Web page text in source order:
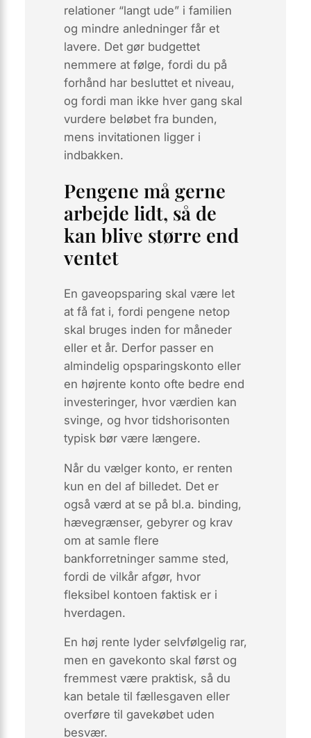
relationer “langt ude” i familien
og mindre anledninger får et
lavere. Det gør budgettet
nemmere at følge, fordi du på
forhånd har besluttet et niveau,
og fordi man ikke hver gang skal
vurdere beløbet fra bunden,
mens invitationen ligger i
indbakken.
Pengene må gerne
arbejde lidt, så de
kan blive større end
ventet
En gaveopsparing skal være let
at få fat i, fordi pengene netop
skal bruges inden for måneder
eller et år. Derfor passer en
almindelig opsparingskonto eller
en højrente konto ofte bedre end
investeringer, hvor værdien kan
svinge, og hvor tidshorisonten
typisk bør være længere.
Når du vælger konto, er renten
kun en del af billedet. Det er
også værd at se på bl.a. binding,
hævegrænser, gebyrer og krav
om at samle flere
bankforretninger samme sted,
fordi de vilkår afgør, hvor
fleksibel kontoen faktisk er i
hverdagen.
En høj rente lyder selvfølgelig rar,
men en gavekonto skal først og
fremmest være praktisk, så du
kan betale til fællesgaven eller
overføre til gavekøbet uden
besvær.